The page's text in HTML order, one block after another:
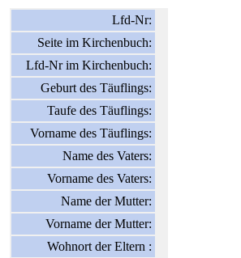
Lfd-Nr:
Seite im Kirchenbuch:
Lfd-Nr im Kirchenbuch:
Geburt des Täuflings:
Taufe des Täuflings:
Vorname des Täuflings:
Name des Vaters:
Vorname des Vaters:
Name der Mutter:
Vorname der Mutter:
Wohnort der Eltern :